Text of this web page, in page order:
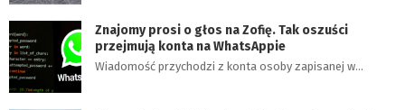
Znajomy prosi o głos na Zofię. Tak oszuści
przejmują konta na WhatsAppie
Wiadomość przychodzi z konta osoby zapisanej w…